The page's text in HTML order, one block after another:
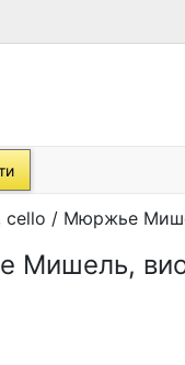
cello / Мюржье
Мишель,